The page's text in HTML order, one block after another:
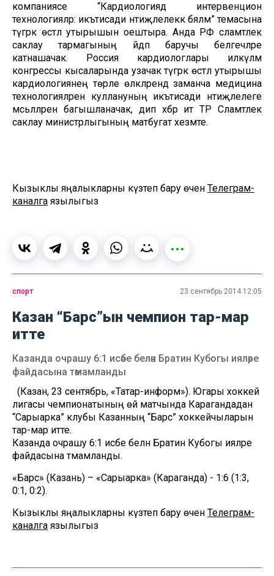
компаниясе “Кардиологиядә интервенцион
технологияләр: икътисади нәтиҗәлелеккә бәяләмә” темасына
түгәрәк өстәл утырышын оештыра. Анда РФ сәламәтлек
саклау тармагының әйдәп баручы белгечләре
катнашачак. Россия кардиологлары илкүләм
конгрессы кысаларында узачак түгәрәк өстәл утырышы
кардиологиянең төрле өлкәләрендә заманча медицина
технологияләрен куллануның икътисади нәтиҗәлелеге
мәсьәләләренә багышланачак, дип хәбәр итә ТР Сәламәтлек
саклау министрлыгының матбугат хезмәте.
Кызыклы яңалыкларны күзәтеп бару өчен Телеграм-
каналга язылыгыз
спорт 23 сентябрь 2014 12:05
Казан “Барс”ын чемпион тар-мар
итте
Казанда очрашу 6:1 исәбе белән Братин Кубогы ияләре
файдасына тәмамланды
(Казан, 23 сентябрь, «Татар-информ»). Югары хоккей
лигасы чемпионатының өй матчында Карагандадан
“Сарыарка” клубы Казанның “Барс” хоккейчыларын
тар-мар итте.
Казанда очрашу 6:1 исәбе белән Братин Кубогы ияләре
файдасына тәмамланды.
«Барс» (Казань) – «Сарыарка» (Караганда) - 1:6 (1:3,
0:1, 0:2).
Кызыклы яңалыкларны күзәтеп бару өчен Телеграм-
каналга язылыгыз